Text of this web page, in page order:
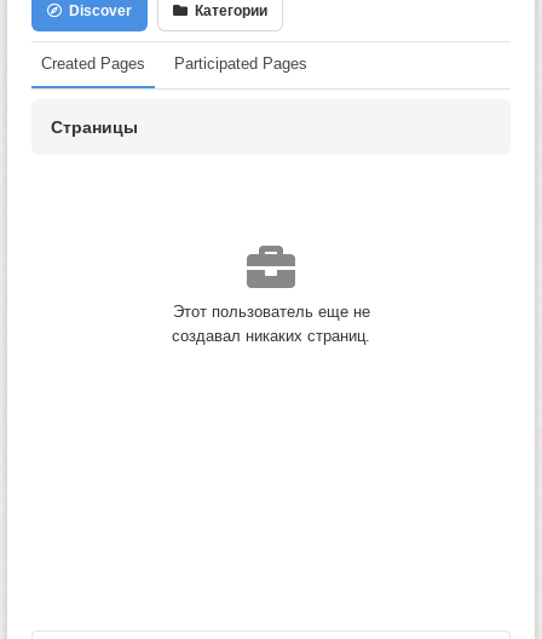
Discover Категории
Created Pages Participated Pages
Страницы
Этот пользователь еще не
создавал никаких страниц.